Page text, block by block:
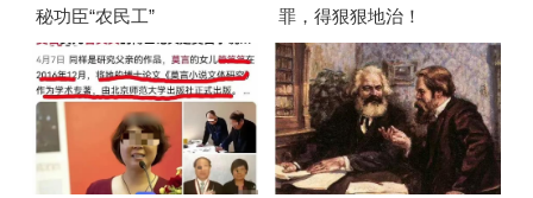
秘功臣“农民工”
罪，得狠狠地治！